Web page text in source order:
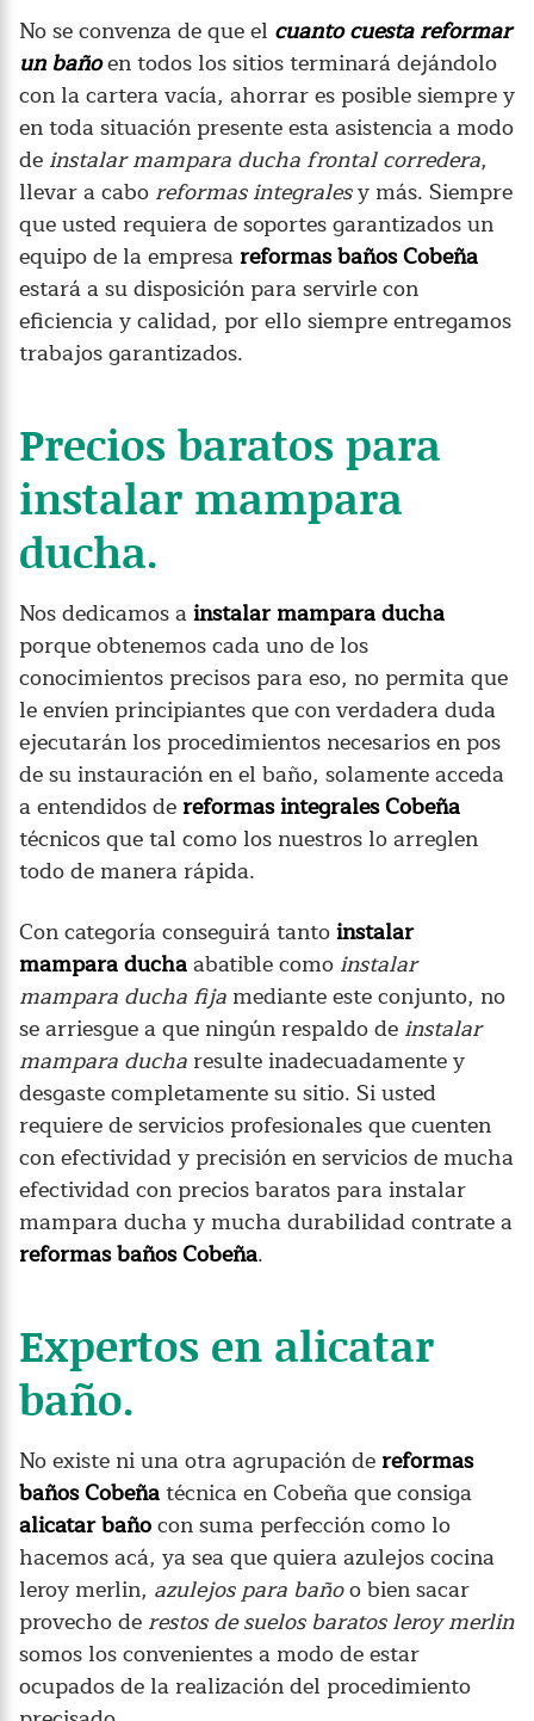
No se convenza de que el cuanto cuesta reformar
un bañoen todos los sitios terminará dejándolo
con la cartera vacía, ahorrar es posible siempre y
en toda situación presente esta asistencia a modo
de instalar mampara ducha frontal corredera,
llevar a cabo reformas integralesy más. Siempre
que usted requiera de soportes garantizados un
equipo de la empresareformas baños Cobeña
estará a su disposición para servirle con
eficiencia y calidad, por ello siempre entregamos
trabajos garantizados.
Precios baratos para
instalar mampara
ducha.
Nos dedicamos ainstalar mampara ducha
porque obtenemos cada uno de los
conocimientos precisos para eso, no permita que
le envíen principiantes que con verdadera duda
ejecutarán los procedimientos necesarios en pos
de su instauración en el baño, solamente acceda
a entendidos dereformas integrales Cobeña
técnicos que tal como los nuestros lo arreglen
todo de manera rápida.
Con categoría conseguirá tantoinstalar
mampara duchaabatible como instalar
mampara ducha fija mediante este conjunto, no
se arriesgue a que ningún respaldo de instalar
mampara ducha resulte inadecuadamente y
desgaste completamente su sitio. Si usted
requiere de servicios profesionales que cuenten
con efectividad y precisión en servicios de mucha
efectividad con precios baratos para instalar
mampara ducha y mucha durabilidad contrate a
reformas baños Cobeña.
Expertos en alicatar
baño.
No existe ni una otra agrupación dereformas
baños Cobeñatécnica en Cobeña que consiga
alicatar bañocon suma perfección como lo
hacemos acá, ya sea que quiera azulejos cocina
leroy merlin, azulejos para bañoo bien sacar
provecho de restos de suelos baratos leroy merlin
somos los convenientes a modo de estar
ocupados de la realización del procedimiento